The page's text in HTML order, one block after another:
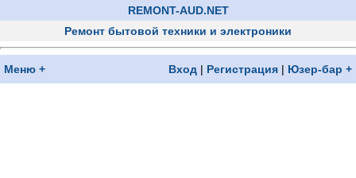
REMONT-AUD.NET
Ремонт бытовой техники и электроники
Меню + Вход | Регистрация | Юзер-бар +